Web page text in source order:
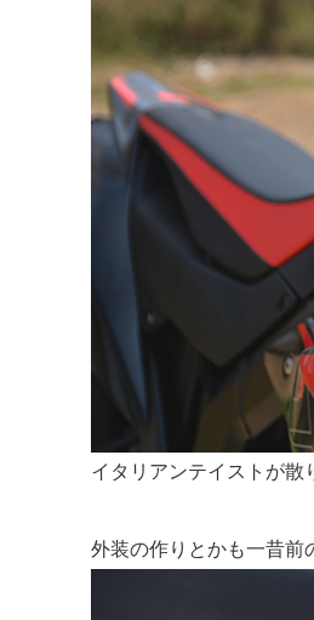
イタリアンテイストが散
外装の作りとかも一昔前